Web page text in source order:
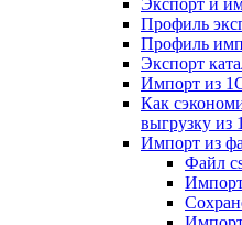
Экспорт и
Профиль
Профиль
Экспорт
Импорт из
Как
выгрузку из
Импорт из
Файл